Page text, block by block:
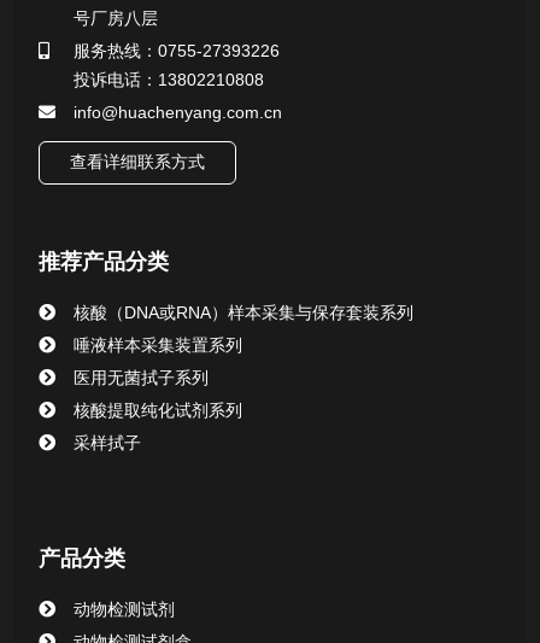
一次性使用采样器系列
微生物样本保存液（通用运输传媒介质）系列
核酸（DNA&RNA）样本采集与保存套装系列
核酸提取或纯化试剂
清洁验证棉签系列
动物检测试剂
号厂房八层
服务热线：0755-27393226
投诉电话：13802210808
info@huachenyang.com.cn
查看详细联系方式
推荐产品分类
核酸（DNA或RNA）样本采集与保存套装系列
唾液样本采集装置系列
医用无菌拭子系列
核酸提取纯化试剂系列
采样拭子
产品分类
动物检测试剂